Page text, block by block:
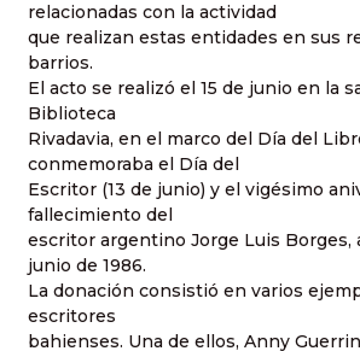
relacionadas con la actividad
que realizan estas entidades en sus
barrios.
El acto se realizó el 15 de junio en la
Biblioteca
Rivadavia, en el marco del Día del
conmemoraba el Día del
Escritor (13 de junio) y el vigésimo
fallecimiento del
escritor argentino Jorge Luis Borges,
junio de 1986.
La donación consistió en varios
escritores
bahienses. Una de ellos, Anny